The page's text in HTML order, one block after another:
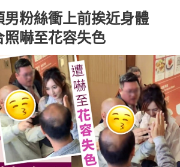
男粉絲衝上前挨近身體
嚇至花容失色